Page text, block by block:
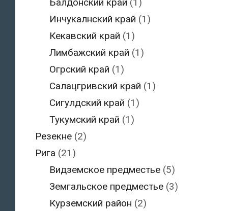
Инчукалнский край (1)
Кекавский край (1)
Лимбажский край (1)
Огрский край (1)
Салацгривский край (1)
Сигулдский край (1)
Тукумский край (1)
Резекне(2)
Рига (21)
Видземское предместье (5)
Земгальское предместье (3)
Курземский район (2)